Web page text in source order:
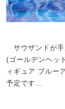
サウザンドが手
(ゴールデンヘッ
ィギュア ブルー
予定です...